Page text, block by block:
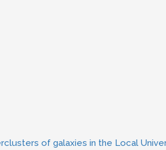
of galaxies in the Local